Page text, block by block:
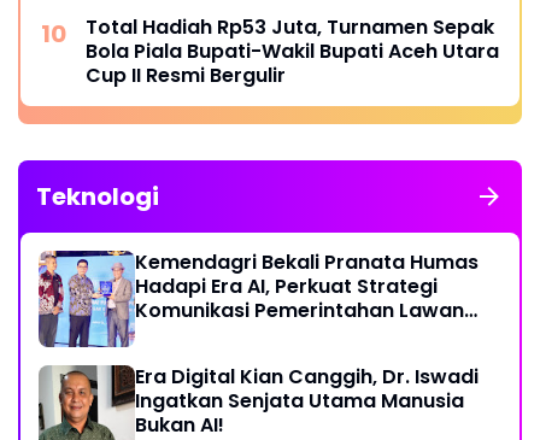
Total Hadiah Rp53 Juta, Turnamen Sepak
Bola Piala Bupati-Wakil Bupati Aceh Utara
Cup II Resmi Bergulir
Teknologi
Kemendagri Bekali Pranata Humas
Hadapi Era AI, Perkuat Strategi
Komunikasi Pemerintahan Lawan
Era Digital Kian Canggih, Dr. Iswadi
Ingatkan Senjata Utama Manusia
Bukan AI!